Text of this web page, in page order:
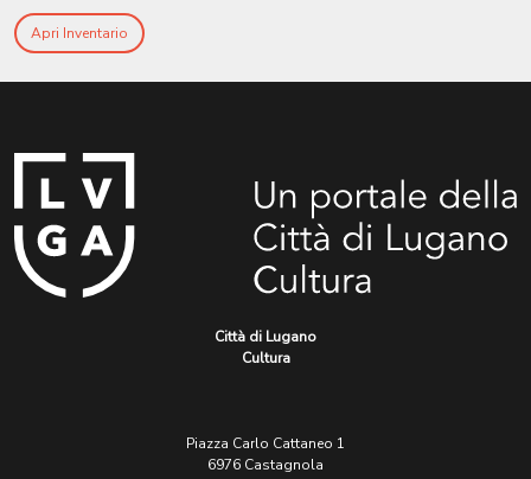
Apri Inventario
Città di Lugano
Cultura
Piazza Carlo Cattaneo 1
6976 Castagnola